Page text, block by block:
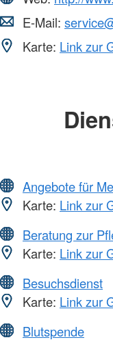
E-Mail:
Karte: Link zur
Angebote für
Karte: Link zur
Beratung zur
Karte: Link zur
Besuchsdienst
Karte: Link zur
Blutspende